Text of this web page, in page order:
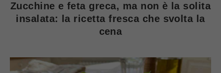
Zucchine e feta greca, ma non è la solita
insalata: la ricetta fresca che svolta la
cena